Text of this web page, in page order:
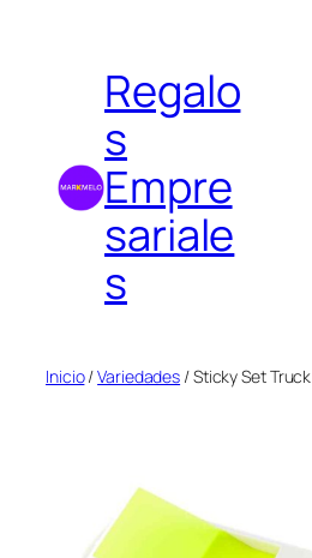
contenidoRegalo
s
Empre
sariale
s
Inicio/Variedades / Sticky Set Truck